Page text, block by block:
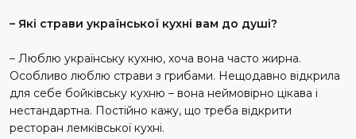
– Які страви української кухні вам до душі?
– Люблю українську кухню, хоча вона часто жирна.
Особливо люблю страви з грибами. Нещодавно відкрила
для себе бойківську кухню – вона неймовірно цікава і
нестандартна. Постійно кажу, що треба відкрити
ресторан лемківської кухні.